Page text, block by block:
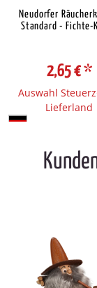
Neudorfer
Standard - Fichte-
2,65 €*
Auswahl
Lieferland